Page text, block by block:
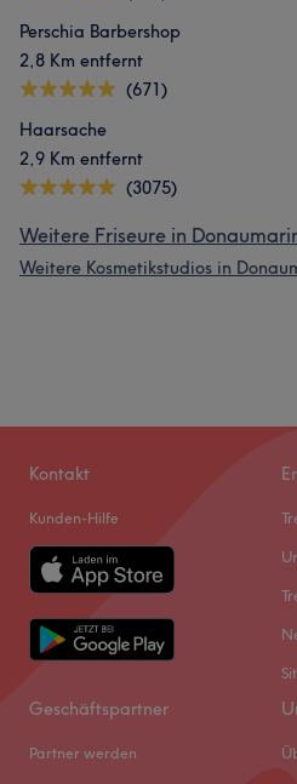
Perschia Barbershop
2,8 Km entfernt
(671)
Haarsache
2,9 Km entfernt
(3075)
Weitere Friseure in
Weitere Kosmetikstudios in
Kontakt
Kunden-Hilfe
Geschäftspartner
Partner werden